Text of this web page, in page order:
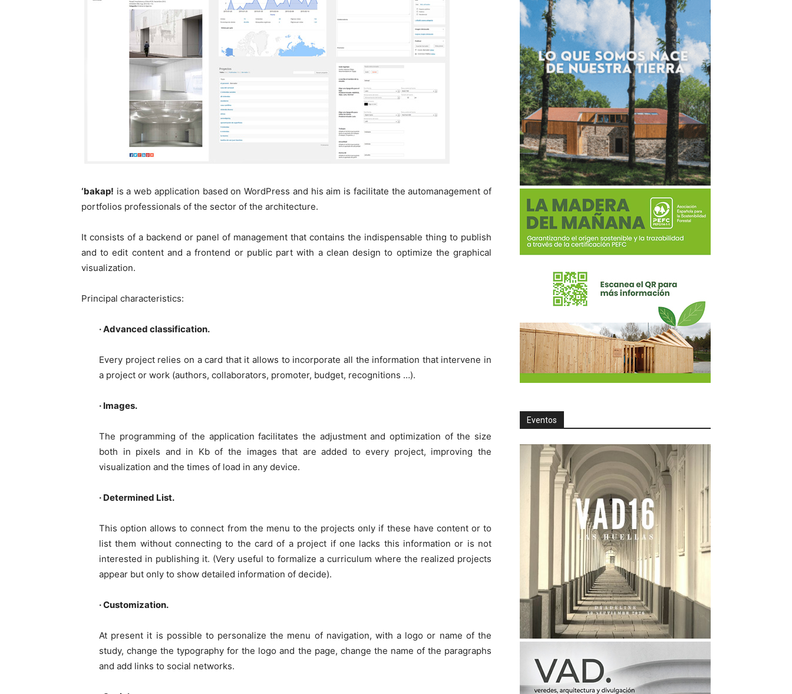
‘bakap! is a web application based on WordPress and his aim is facilitate the automanagement of
portfolios professionals of the sector of the architecture.
It consists of a backend or panel of management that contains the indispensable thing to publish
and to edit content and a frontend or public part with a clean design to optimize the graphical
visualization.
Principal characteristics:
· Advanced classification.
Every project relies on a card that it allows to incorporate all the information that intervene in
a project or work (authors, collaborators, promoter, budget, recognitions …).
· Images.
The programming of the application facilitates the adjustment and optimization of the size
both in pixels and in Kb of the images that are added to every project, improving the
visualization and the times of load in any device.
· Determined List.
This option allows to connect from the menu to the projects only if these have content or to
list them without connecting to the card of a project if one lacks this information or is not
interested in publishing it. (Very useful to formalize a curriculum where the realized projects
appear but only to show detailed information of decide).
· Customization.
At present it is possible to personalize the menu of navigation, with a logo or name of the
study, change the typography for the logo and the page, change the name of the paragraphs
and add links to social networks.
Eventos